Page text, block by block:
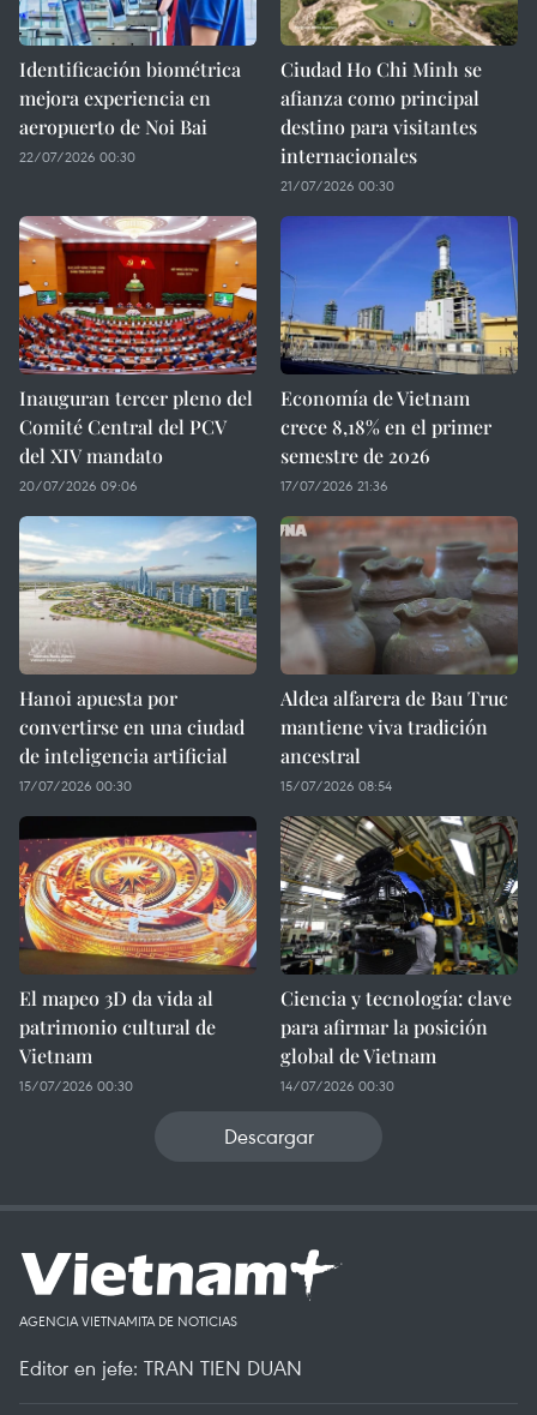
Identificación biométrica
mejora experiencia en
aeropuerto de Noi Bai
22/07/2026 00:30
Ciudad Ho Chi Minh se
afianza como principal
destino para visitantes
internacionales
21/07/2026 00:30
Inauguran tercer pleno del
Comité Central del PCV
del XIV mandato
20/07/2026 09:06
Economía de Vietnam
crece 8,18% en el primer
semestre de 2026
17/07/2026 21:36
Hanoi apuesta por
convertirse en una ciudad
de inteligencia artificial
17/07/2026 00:30
Aldea alfarera de Bau Truc
mantiene viva tradición
ancestral
15/07/2026 08:54
El mapeo 3D da vida al
patrimonio cultural de
Vietnam
15/07/2026 00:30
Ciencia y tecnología: clave
para afirmar la posición
global de Vietnam
14/07/2026 00:30
Descargar
AGENCIA VIETNAMITA DE NOTICIAS
Editor en jefe: TRAN TIEN DUAN